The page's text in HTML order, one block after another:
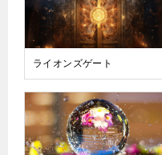
ライオンズゲート